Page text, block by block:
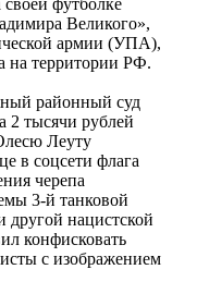
Великого»,
армии (УПА),
на территории РФ.
районный суд
2 тысячи рублей
Леуту
в соцсети флага
черепа
3-й танковой
нацистской
конфисковать
с изображением